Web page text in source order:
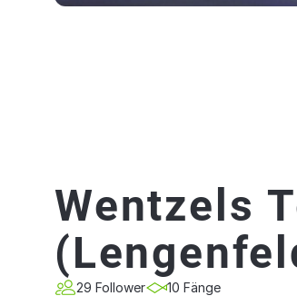
Wentzels
29 Follower 10 Fänge